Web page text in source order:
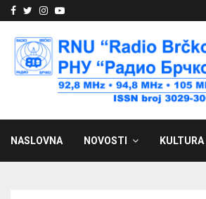
Facebook
Twitter
Instagram
Youtube
NASLOVNA NOVOSTI KULTURA